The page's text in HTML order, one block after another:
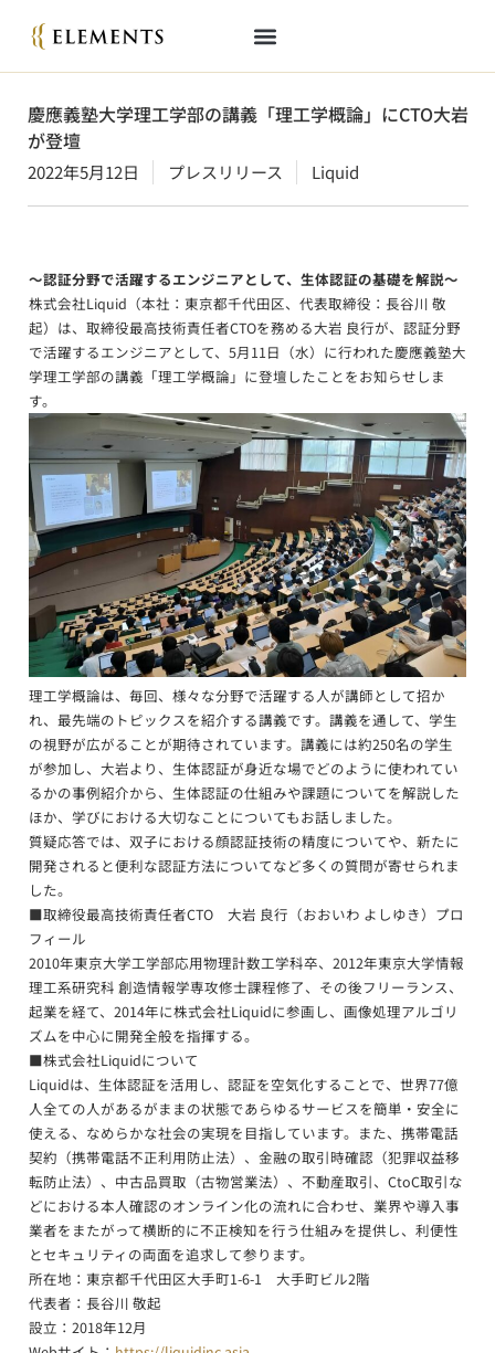
慶應義塾大学理工学部の講義「理工学概論」にCTO大岩
が登壇
2022年5月12日 プレスリリース Liquid
～認証分野で活躍するエンジニアとして、生体認証の基礎を解説～
株式会社Liquid（本社：東京都千代田区、代表取締役：長谷川 敬
起）は、取締役最高技術責任者CTOを務める大岩 良行が、認証分野
で活躍するエンジニアとして、5月11日（水）に行われた慶應義塾大
学理工学部の講義「理工学概論」に登壇したことをお知らせしま
す。
理工学概論は、毎回、様々な分野で活躍する人が講師として招か
れ、最先端のトピックスを紹介する講義です。講義を通して、学生
の視野が広がることが期待されています。講義には約250名の学生
が参加し、大岩より、生体認証が身近な場でどのように使われてい
るかの事例紹介から、生体認証の仕組みや課題についてを解説した
ほか、学びにおける大切なことについてもお話しました。
質疑応答では、双子における顔認証技術の精度についてや、新たに
開発されると便利な認証方法についてなど多くの質問が寄せられま
した。
■取締役最高技術責任者CTO 大岩 良行（おおいわ よしゆき）プロ
フィール
2010年東京大学工学部応用物理計数工学科卒、2012年東京大学情報
理工系研究科 創造情報学専攻修士課程修了、その後フリーランス、
起業を経て、2014年に株式会社Liquidに参画し、画像処理アルゴリ
ズムを中心に開発全般を指揮する。
■株式会社Liquidについて
Liquidは、生体認証を活用し、認証を空気化することで、世界77億
人全ての人があるがままの状態であらゆるサービスを簡単・安全に
使える、なめらかな社会の実現を目指しています。また、携帯電話
契約（携帯電話不正利用防止法）、金融の取引時確認（犯罪収益移
転防止法）、中古品買取（古物営業法）、不動産取引、CtoC取引な
どにおける本人確認のオンライン化の流れに合わせ、業界や導入事
業者をまたがって横断的に不正検知を行う仕組みを提供し、利便性
とセキュリティの両面を追求して参ります。
所在地：東京都千代田区大手町1-6-1 大手町ビル2階
代表者：長谷川 敬起
設立：2018年12月